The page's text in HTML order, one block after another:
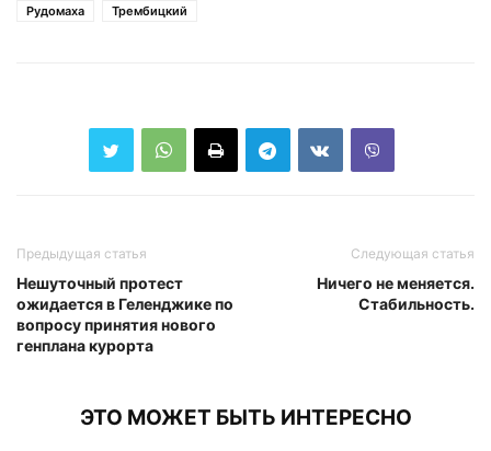
Рудомаха
Трембицкий
Предыдущая статья
Нешуточный протест
ожидается в Геленджике по
вопросу принятия нового
генплана курорта
Следующая статья
Ничего не меняется.
Стабильность.
ЭТО МОЖЕТ БЫТЬ ИНТЕРЕСНО